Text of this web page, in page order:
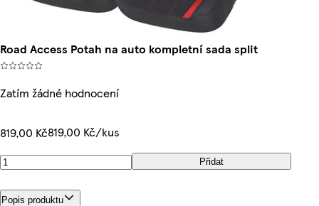
Road Access Potah na auto kompletní sada split
Zatím žádné hodnocení
819,00 Kč819,00 Kč/kus
Přidat
Popis produktu